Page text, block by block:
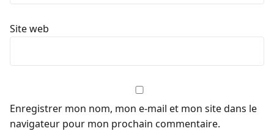
Site web
Enregistrer mon nom, mon e-mail et mon site dans le
navigateur pour mon prochain commentaire.